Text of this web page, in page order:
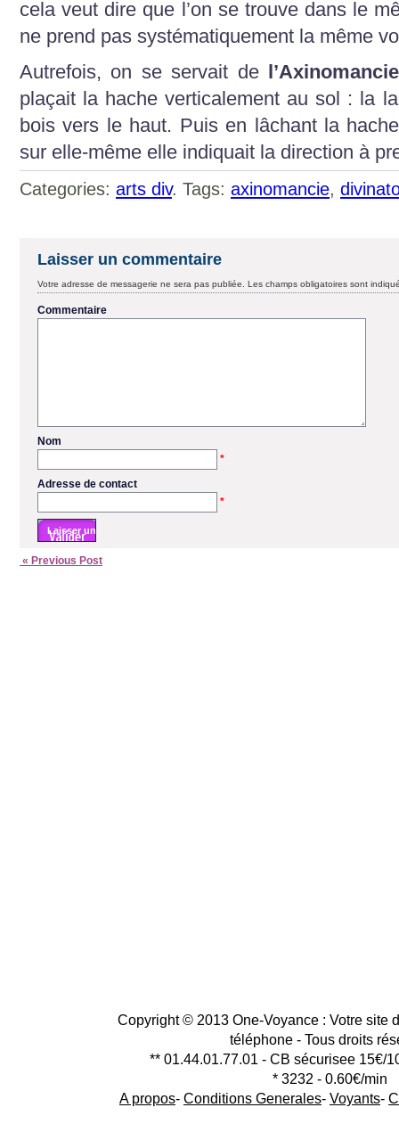
cela veut dire que l’on se trouve dans le
ne prend pas systématiquement la même
Autrefois, on se servait de
plaçait la hache verticalement au sol : la
bois vers le haut. Puis en lâchant la
sur elle-même elle indiquait la direction à
Categories: arts div. Tags: axinomancie,
Laisser un commentaire
Votre adresse de messagerie ne sera pas publiée. Les champs obligatoires sont
Commentaire
Nom
*
Adresse de contact
*
« Previous Post
Copyright © 2013 One-Voyance : Votre site
téléphone - Tous droits
** 01.44.01.77.01 - CB sécurisee 15€/
* 3232 - 0.60€/min
A propos- Conditions Generales- Voyants-